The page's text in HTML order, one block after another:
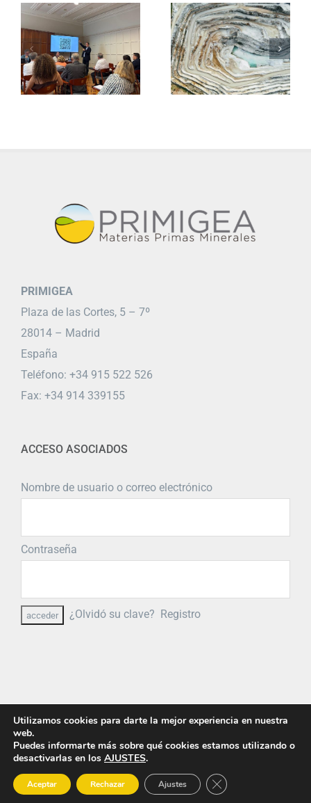
PRIMIGEA
Plaza de las Cortes, 5 – 7º
28014 – Madrid
España
Teléfono: +34 915 522 526
Fax: +34 914 339155
ACCESO ASOCIADOS
Nombre de usuario o correo electrónico
Contraseña
¿Olvidó su clave? Registro
© Copyright2026 PRIMIGEA
Utilizamos cookies para darte la mejor experiencia en nuestra
web.
Puedes informarte más sobre qué cookies estamos utilizando o
desactivarlas en los AJUSTES.
Aceptar Rechazar Ajustes Cerrar el banner de